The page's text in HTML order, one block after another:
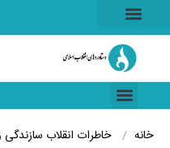
خانه خاطرات انقلابسازندگی